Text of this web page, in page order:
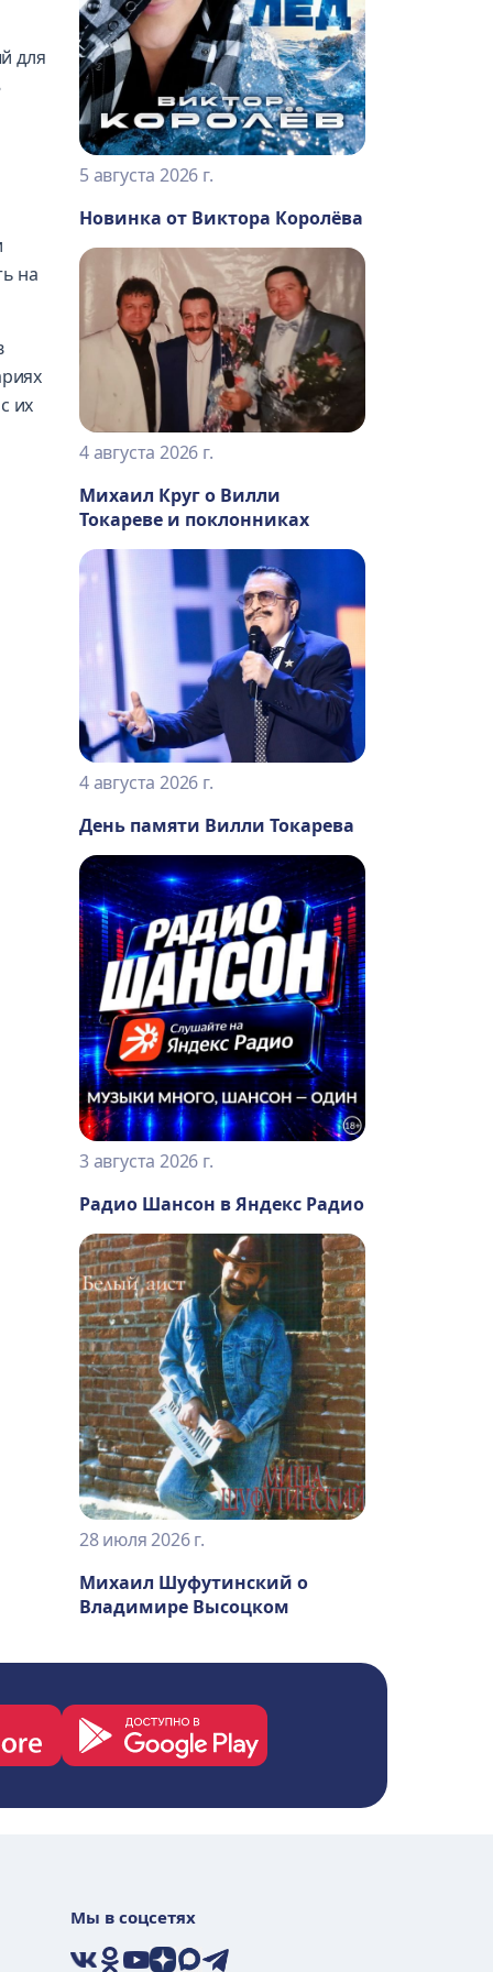
для
на
их
5 августа 2026 г.
Новинка от Виктора Королёва
4 августа 2026 г.
Михаил Круг о Вилли
Токареве и поклонниках
4 августа 2026 г.
День памяти Вилли Токарева
3 августа 2026 г.
Радио Шансон в Яндекс Радио
28 июля 2026 г.
Михаил Шуфутинский о
Владимире Высоцком
Мы в соцсетях
VKOkYouTube
ДзенMaxTelegram